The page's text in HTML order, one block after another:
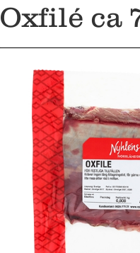
Oxfilé ca